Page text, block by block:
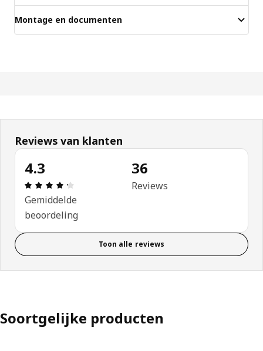
Montage en documenten
Reviews van klanten
4.3
Review: 4.3 van 5 sterren. Totaal beoordelingen:
Gemiddelde
beoordeling
36
Reviews
Toon alle reviews
Soortgelijke producten